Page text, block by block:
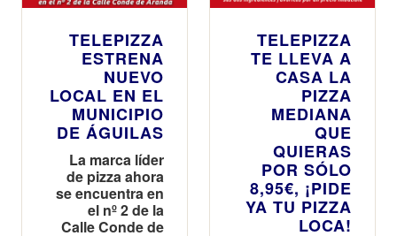
TELEPIZZA
ESTRENA
NUEVO
LOCAL EN EL
MUNICIPIO
DE ÁGUILAS
La marca líder
de pizza ahora
se encuentra en
el nº 2 de la
Calle Conde de
TELEPIZZA
TE LLEVA A
CASA LA
PIZZA
MEDIANA
QUE
QUIERAS
POR SÓLO
8,95€, ¡PIDE
YA TU PIZZA
LOCA!